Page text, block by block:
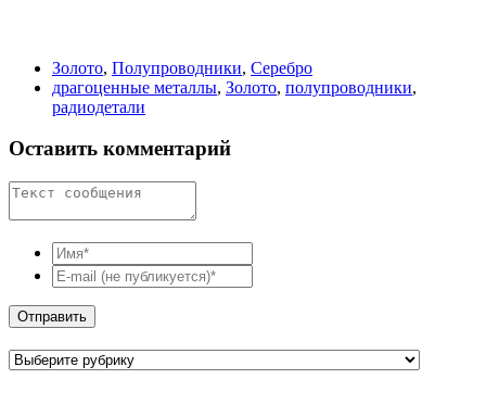
Золото, Полупроводники, Серебро
драгоценные металлы, Золото, полупроводники,
радиодетали
Оставить комментарий